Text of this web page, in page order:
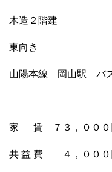
木造２階建
東向き
山陽本線 岡山駅 バ
家 賃 ７３，０００
共 益 費 ４，０００